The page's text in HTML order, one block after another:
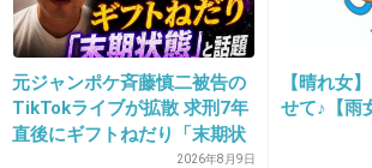
元ジャンポケ斉藤慎二被告の
TikTokライブが拡散 求刑7年
直後にギフトねだり「末期状
2026年8月9日
【晴れ女
せて♪【雨